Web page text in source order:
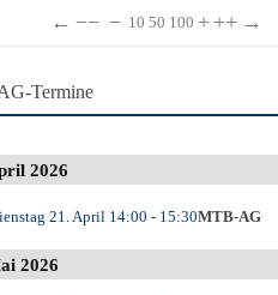
← −− − 10 50 100 + ++ →
Termine
2026
21. April14:00 - 15:30MTB-AG
2026